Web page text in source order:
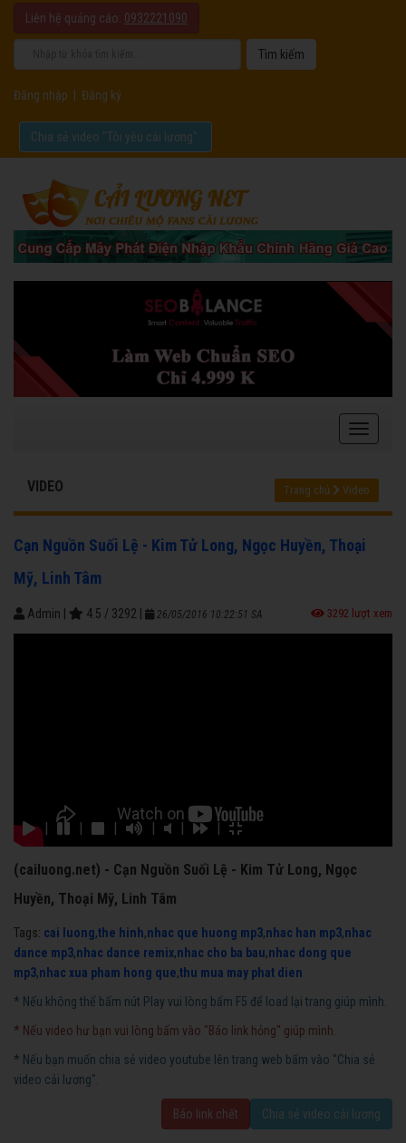
Liên hệ quảng cáo: 0932221090
Đăng nhập Đăng ký
Chia sẻ video "Tôi yêu cải lương".
VIDEO Trang chủ Video
Cạn Nguồn Suối Lệ - Kim Tử Long, Ngọc Huyền, Thoại
Mỹ, Linh Tâm
Admin 4.5 / 3292 26/05/2016 10:22:51 SA 3292 lượt xem
(cailuong.net) - Cạn Nguồn Suối Lệ - Kim Tử Long, Ngọc
Huyền, Thoại Mỹ, Linh Tâm
Tags: cai luong,the hinh,nhac que huong mp3,nhac han mp3,nhac
dance mp3,nhac dance remix,nhac cho ba bau,nhac dong que
mp3,nhac xua pham hong que,thu mua may phat dien
* Nếu không thể bấm nút Play vui lòng bấm F5 để load lại trang giúp mình.
* Nếu video hư bạn vui lòng bấm vào "Báo link hỏng" giúp mình.
* Nếu bạn muốn chia sẻ video youtube lên trang web bấm vào "Chia sẻ
video cải lương".
Báo link chết Chia sẻ video cải lương